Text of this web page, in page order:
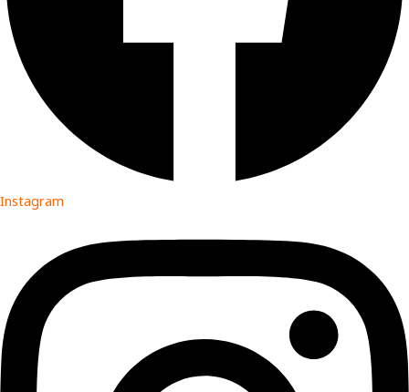
Instagram